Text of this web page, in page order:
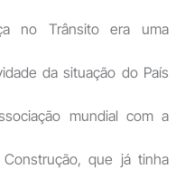
no Trânsito era uma
da situação do País
mundial com a
que já tinha